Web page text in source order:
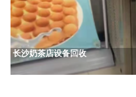
长沙奶茶店设备回收